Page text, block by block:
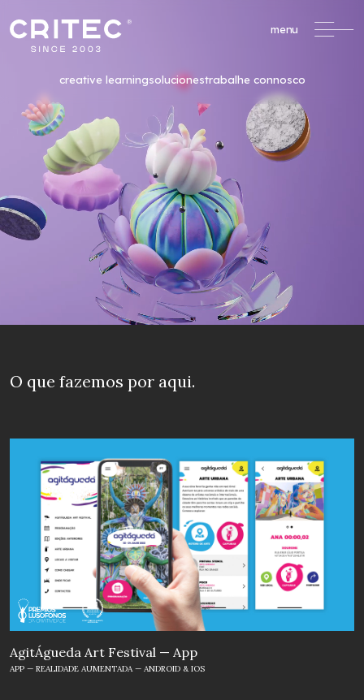
creative learningsolucionestrabalhe connosco
menu
/ Formación Profesional
formacao@critec.pt
Oportunidades de Financiación
Un servicio completode apoyo a la
Formación a Medida
Soluciones personalizada s para
empresas, con planes formativos
adaptados a las necesidades concretas
de cada organización.
O que fazemos por aqui.
AgitÁgueda Art Festival — App
APP — REALIDADE AUMENTADA — ANDROID & IOS